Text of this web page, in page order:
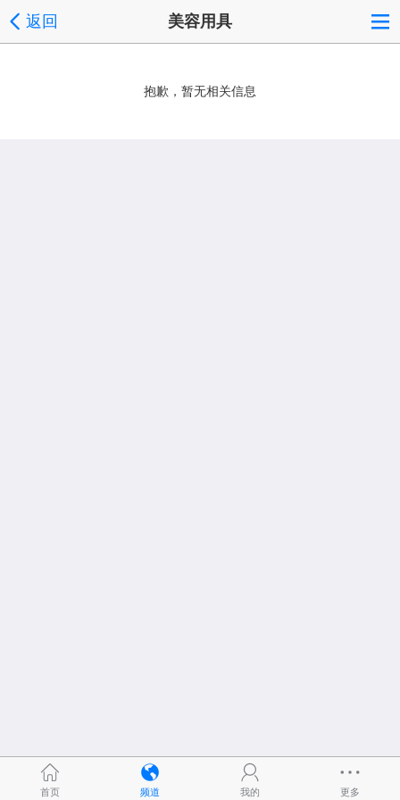
返回 美容用具
抱歉，暂无相关信息
首页 频道 我的 更多